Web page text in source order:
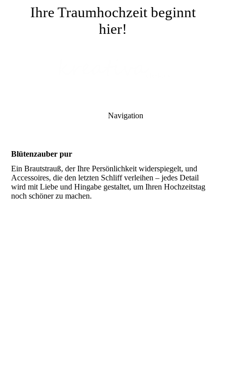
Ihre Traumhochzeit beginnt
hier!
Navigation
Blütenzauber pur
Ein Brautstrauß, der Ihre Persönlichkeit widerspiegelt, und
Accessoires, die den letzten Schliff verleihen – jedes Detail
wird mit Liebe und Hingabe gestaltet, um Ihren Hochzeitstag
noch schöner zu machen.